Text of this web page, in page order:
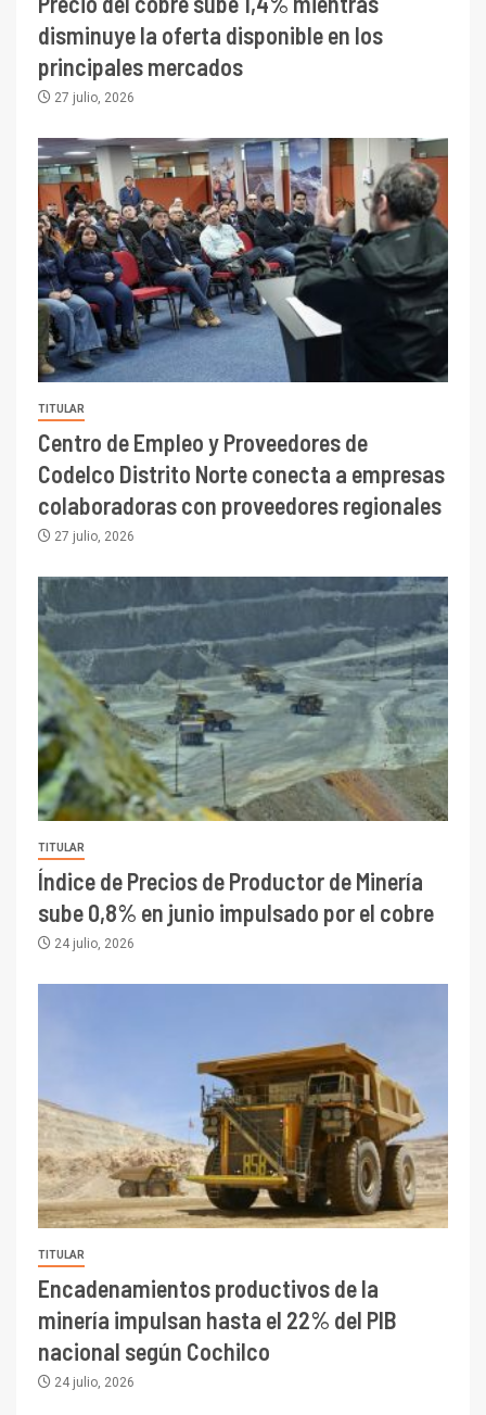
disminuye la oferta disponible en los
principales mercados
27 julio, 2026
TITULAR
Centro de Empleo y Proveedores de
Codelco Distrito Norte conecta a empresas
colaboradoras con proveedores regionales
27 julio, 2026
TITULAR
Índice de Precios de Productor de Minería
sube 0,8% en junio impulsado por el cobre
24 julio, 2026
TITULAR
Encadenamientos productivos de la
minería impulsan hasta el 22% del PIB
nacional según Cochilco
24 julio, 2026